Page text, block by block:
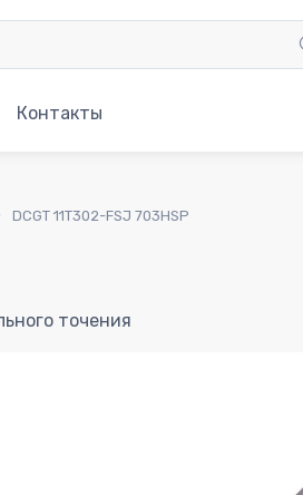
Контакты
DCGT 11T302-FSJ 703HSP
точения